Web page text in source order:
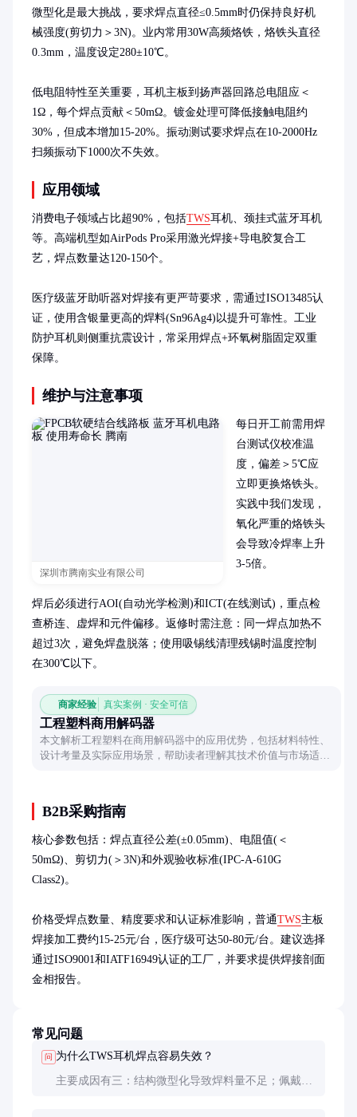
微型化是最大挑战，要求焊点直径≤0.5mm时仍保持良好机
械强度(剪切力＞3N)。业内常用30W高频烙铁，烙铁头直径
0.3mm，温度设定280±10℃。
低电阻特性至关重要，耳机主板到扬声器回路总电阻应＜
1Ω，每个焊点贡献＜50mΩ。镀金处理可降低接触电阻约
30%，但成本增加15-20%。振动测试要求焊点在10-2000Hz
扫频振动下1000次不失效。
应用领域
消费电子领域占比超90%，包括TWS耳机、颈挂式蓝牙耳机
等。高端机型如AirPods Pro采用激光焊接+导电胶复合工
艺，焊点数量达120-150个。
医疗级蓝牙助听器对焊接有更严苛要求，需通过ISO13485认
证，使用含银量更高的焊料(Sn96Ag4)以提升可靠性。工业
防护耳机则侧重抗震设计，常采用焊点+环氧树脂固定双重
保障。
维护与注意事项
深圳市腾南实业有限公司
每日开工前需用焊
台测试仪校准温
度，偏差＞5℃应
立即更换烙铁头。
实践中我们发现，
氧化严重的烙铁头
会导致冷焊率上升
3-5倍。
焊后必须进行AOI(自动光学检测)和ICT(在线测试)，重点检
查桥连、虚焊和元件偏移。返修时需注意：同一焊点加热不
超过3次，避免焊盘脱落；使用吸锡线清理残锡时温度控制
在300℃以下。
商家经验 真实案例 · 安全可信
工程塑料商用解码器
本文解析工程塑料在商用解码器中的应用优势，包括材料特性、
设计考量及实际应用场景，帮助读者理解其技术价值与市场适应
B2B采购指南
核心参数包括：焊点直径公差(±0.05mm)、电阻值(＜
50mΩ)、剪切力(＞3N)和外观验收标准(IPC-A-610G
Class2)。
价格受焊点数量、精度要求和认证标准影响，普通TWS主板
焊接加工费约15-25元/台，医疗级可达50-80元/台。建议选择
通过ISO9001和IATF16949认证的工厂，并要求提供焊接剖面
金相报告。
常见问题
问 为什么TWS耳机焊点容易失效？
主要成因有三：结构微型化导致焊料量不足；佩戴运